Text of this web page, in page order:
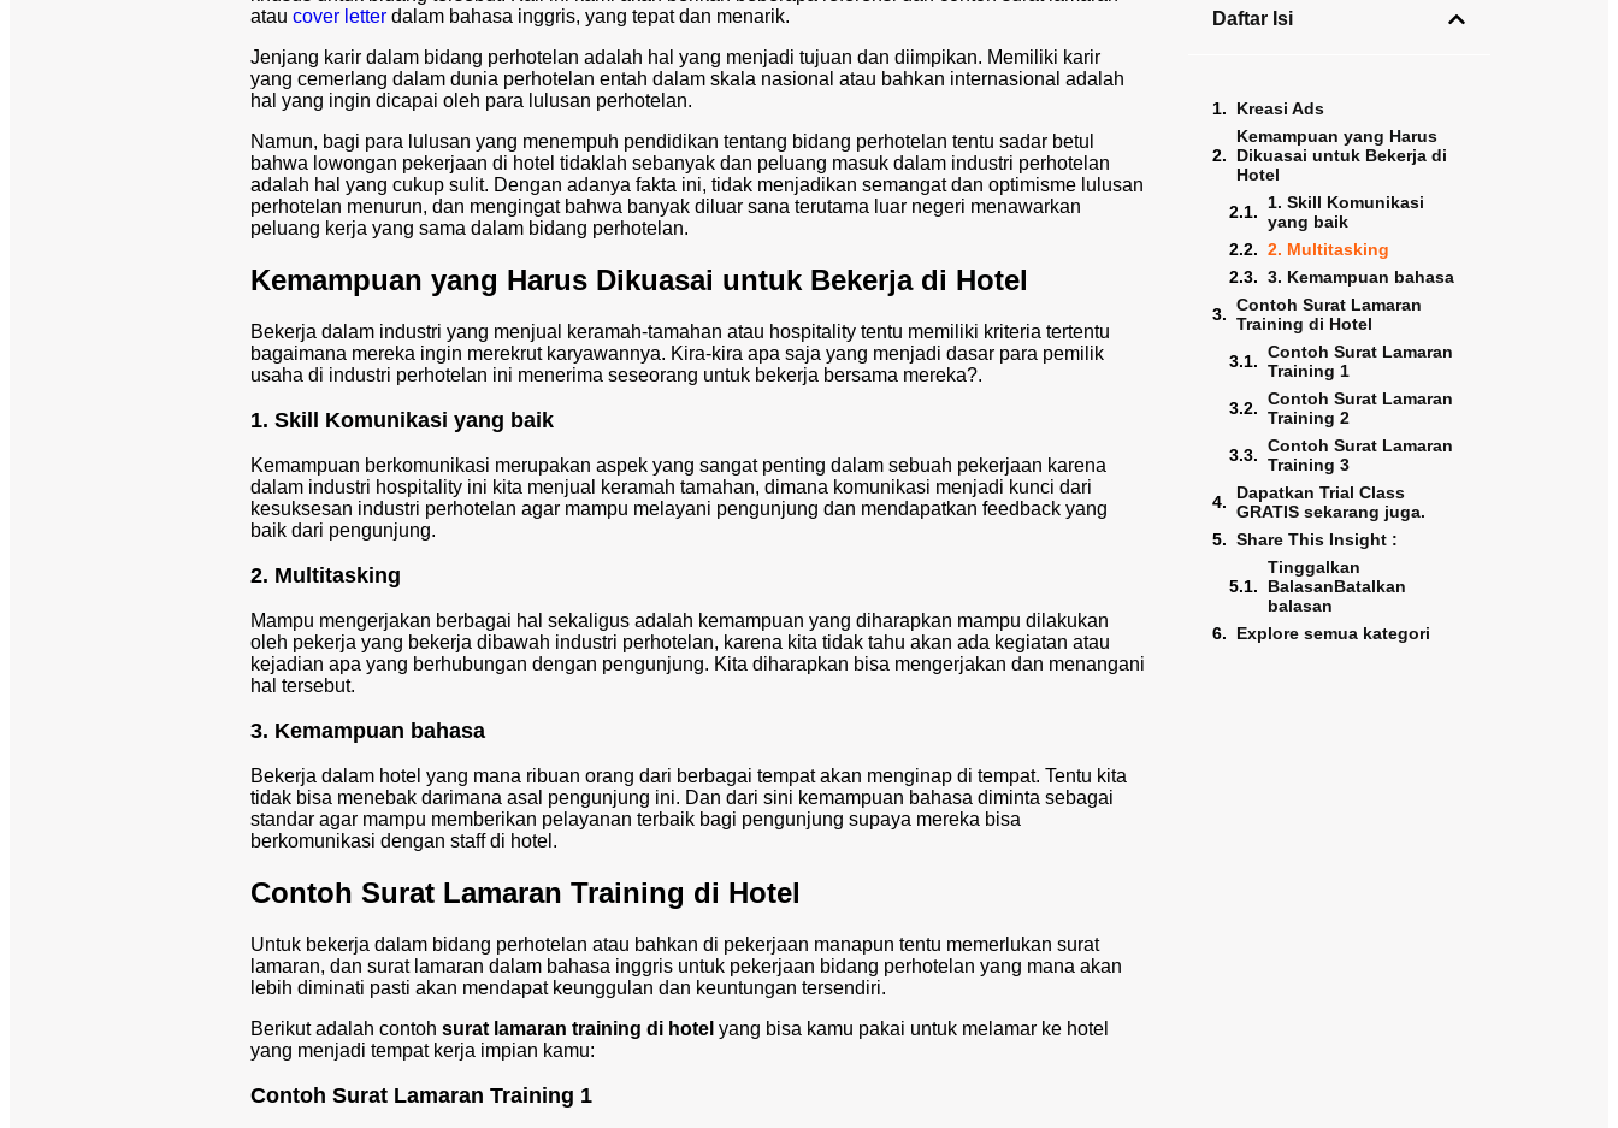
atau cover letter dalam bahasa inggris, yang tepat dan menarik.
Jenjang karir dalam bidang perhotelan adalah hal yang menjadi tujuan dan diimpikan. Memiliki karir
yang cemerlang dalam dunia perhotelan entah dalam skala nasional atau bahkan internasional adalah
hal yang ingin dicapai oleh para lulusan perhotelan.
Namun, bagi para lulusan yang menempuh pendidikan tentang bidang perhotelan tentu sadar betul
bahwa lowongan pekerjaan di hotel tidaklah sebanyak dan peluang masuk dalam industri perhotelan
adalah hal yang cukup sulit. Dengan adanya fakta ini, tidak menjadikan semangat dan optimisme lulusan
perhotelan menurun, dan mengingat bahwa banyak diluar sana terutama luar negeri menawarkan
peluang kerja yang sama dalam bidang perhotelan.
Kemampuan yang Harus Dikuasai untuk Bekerja di Hotel
Bekerja dalam industri yang menjual keramah-tamahan atau hospitality tentu memiliki kriteria tertentu
bagaimana mereka ingin merekrut karyawannya. Kira-kira apa saja yang menjadi dasar para pemilik
usaha di industri perhotelan ini menerima seseorang untuk bekerja bersama mereka?.
1. Skill Komunikasi yang baik
Kemampuan berkomunikasi merupakan aspek yang sangat penting dalam sebuah pekerjaan karena
dalam industri hospitality ini kita menjual keramah tamahan, dimana komunikasi menjadi kunci dari
kesuksesan industri perhotelan agar mampu melayani pengunjung dan mendapatkan feedback yang
baik dari pengunjung.
2. Multitasking
Mampu mengerjakan berbagai hal sekaligus adalah kemampuan yang diharapkan mampu dilakukan
oleh pekerja yang bekerja dibawah industri perhotelan, karena kita tidak tahu akan ada kegiatan atau
kejadian apa yang berhubungan dengan pengunjung. Kita diharapkan bisa mengerjakan dan menangani
hal tersebut.
3. Kemampuan bahasa
Bekerja dalam hotel yang mana ribuan orang dari berbagai tempat akan menginap di tempat. Tentu kita
tidak bisa menebak darimana asal pengunjung ini. Dan dari sini kemampuan bahasa diminta sebagai
standar agar mampu memberikan pelayanan terbaik bagi pengunjung supaya mereka bisa
berkomunikasi dengan staff di hotel.
Contoh Surat Lamaran Training di Hotel
Untuk bekerja dalam bidang perhotelan atau bahkan di pekerjaan manapun tentu memerlukan surat
lamaran, dan surat lamaran dalam bahasa inggris untuk pekerjaan bidang perhotelan yang mana akan
lebih diminati pasti akan mendapat keunggulan dan keuntungan tersendiri.
Berikut adalah contoh surat lamaran training di hotel yang bisa kamu pakai untuk melamar ke hotel
yang menjadi tempat kerja impian kamu:
Contoh Surat Lamaran Training 1
Daftar Isi
Kreasi Ads
Kemampuan yang Harus
Dikuasai untuk Bekerja di
Hotel
1. Skill Komunikasi
yang baik
2. Multitasking
3. Kemampuan bahasa
Contoh Surat Lamaran
Training di Hotel
Contoh Surat Lamaran
Training 1
Contoh Surat Lamaran
Training 2
Contoh Surat Lamaran
Training 3
Dapatkan Trial Class
GRATIS sekarang juga.
Share This Insight :
Tinggalkan
BalasanBatalkan
balasan
Explore semua kategori